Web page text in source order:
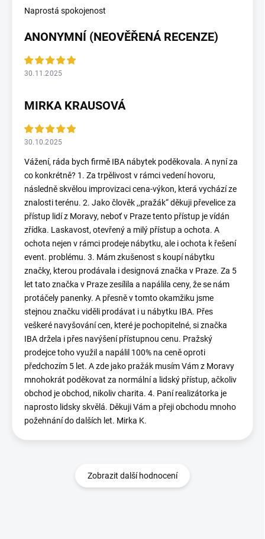
Naprostá spokojenost
ANONYMNÍ (NEOVĚŘENÁ RECENZE)
30.11.2025
MIRKA KRAUSOVÁ
30.10.2025
Vážení, ráda bych firmě IBA nábytek poděkovala. A nyní za
co konkrétně? 1. Za trpělivost v rámci vedení hovoru,
následně skvělou improvizaci cena-výkon, která vychází ze
znalosti terénu. 2. Jako člověk ,,pražák“ děkuji převelice za
přístup lidí z Moravy, neboť v Praze tento přístup je vídán
zřídka. Laskavost, otevřený a milý přístup a ochota. A
ochota nejen v rámci prodeje nábytku, ale i ochota k řešení
event. problému. 3. Mám zkušenost s koupí nábytku
značky, kterou prodávala i designová značka v Praze. Za 5
let tato značka v Praze zesílila a napálila ceny, že se nám
protáčely panenky. A přesně v tomto okamžiku jsme
stejnou značku viděli prodávat i u nábytku IBA. Přes
veškeré navyšování cen, které je pochopitelné, si značka
IBA držela i přes navýšení přístupnou cenu. Pražský
prodejce toho využil a napálil 100% na ceně oproti
předchozím 5 let. A zde jako pražák musím Vám z Moravy
mnohokrát poděkovat za normální a lidský přístup, ačkoliv
obchod je obchod, nikoliv charita. 4. Paní realizátorka je
naprosto lidsky skvělá. Děkuji Vám a přeji obchodu mnoho
požehnání do dalších let. Mirka K.
Zobrazit další hodnocení